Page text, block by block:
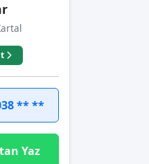
** **
Yaz